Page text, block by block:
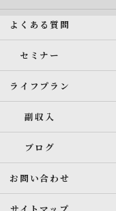
よくある質問
セミナー
ライフプラン
副収入
ブログ
お問い合わせ